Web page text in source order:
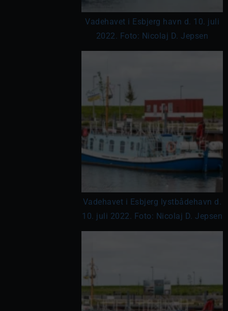
Vadehavet i Esbjerg havn d. 10. juli
2022. Foto: Nicolaj D. Jepsen
Vadehavet i Esbjerg lystbådehavn d.
10. juli 2022. Foto: Nicolaj D. Jepsen